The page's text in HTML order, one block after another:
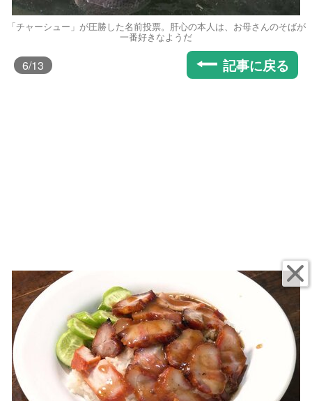
「チャーシュー」が圧勝した名前投票。肝心の本人は、お母さんのそばが
一番好きなようだ
6/13 記事に戻る